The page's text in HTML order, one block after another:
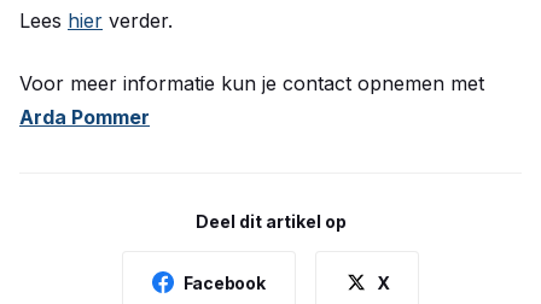
Lees hier verder.
Voor meer informatie kun je contact opnemen met
Arda Pommer
Deel dit artikel op
Facebook X